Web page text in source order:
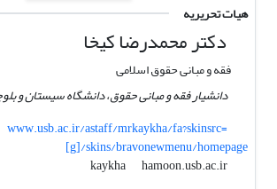
هیات تحریریه
دکتر محمدرضا کیخا
فقه و مبانی حقوق اسلامی
دانشیار فقه و مبانی حقوق، دانشگاه سیستان و
www.usb.ac.ir/astaff/mrkaykha/fa?skinsrc=
[g]/skins/bravonewmenu/homepage
kaykha
hamoon.usb.ac.ir